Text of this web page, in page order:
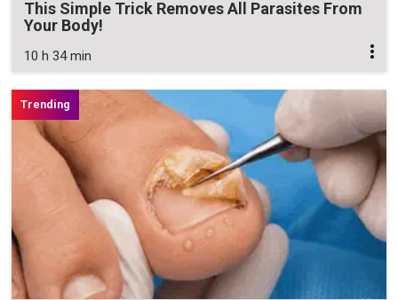
This Simple Trick Removes All Parasites From
Your Body!
10 h 34 min